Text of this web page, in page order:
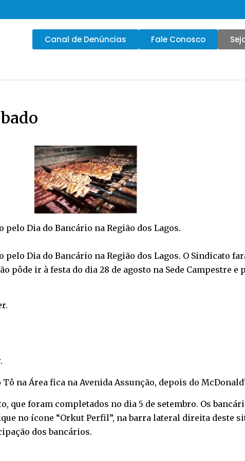
Canal de Denúncias Fale Conosco
pelo Dia do Bancário na Região dos Lagos.
pelo Dia do Bancário na Região dos Lagos. O Sindicato
pôde ir à festa do dia 28 de agosto na Sede Campestre e
.
.
na Área fica na Avenida Assunção, depois do
que foram completados no dia 5 de setembro. Os
no ícone “Orkut Perfil”, na barra lateral direita deste
dos bancários.